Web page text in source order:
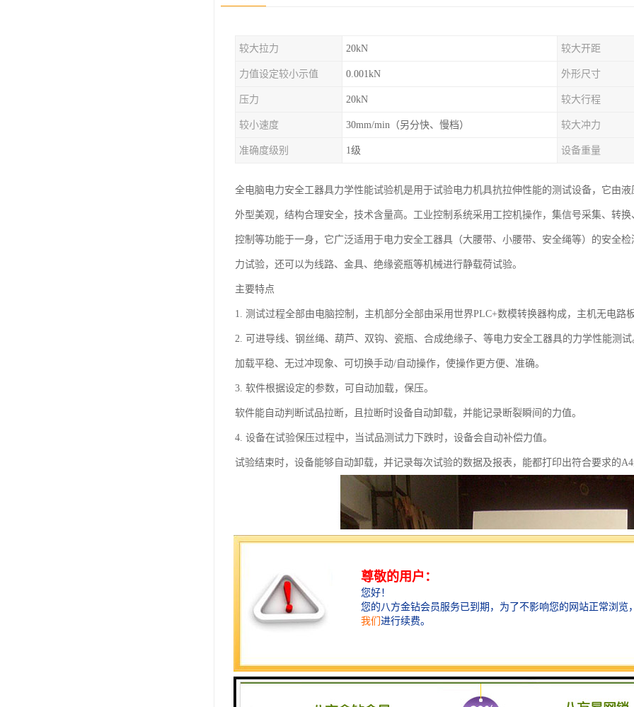
较大拉力 20kN 较大开距
力值设定较小示值 0.001kN 外形尺寸
压力 20kN 较大行程
较小速度 30mm/min（另分快、慢档） 较大冲力
准确度级别 1级 设备重量
全电脑电力安全工器具力学性能试验机是用于试验电力机具抗拉伸性能的测试设备，它由
外型美观，结构合理安全，技术含量高。工业控制系统采用工控机操作，集信号采集、转
控制等功能于一身，它广泛适用于电力安全工器具（大腰带、小腰带、安全绳等）的安全
力试验，还可以为线路、金具、绝缘瓷瓶等机械进行静载荷试验。
主要特点
1. 测试过程全部由电脑控制，主机部分全部由采用世界PLC+数模转换器构成，主机无电路
2. 可进导线、钢丝绳、葫芦、双钩、瓷瓶、合成绝缘子、等电力安全工器具的力学性能测试
加载平稳、无过冲现象、可切换手动/自动操作，使操作更方便、准确。
3. 软件根据设定的参数，可自动加载，保压。
软件能自动判断试品拉断，且拉断时设备自动卸载，并能记录断裂瞬间的力值。
4. 设备在试验保压过程中，当试品测试力下跌时，设备会自动补偿力值。
试验结束时，设备能够自动卸载，并记录每次试验的数据及报表，能都打印出符合要求的